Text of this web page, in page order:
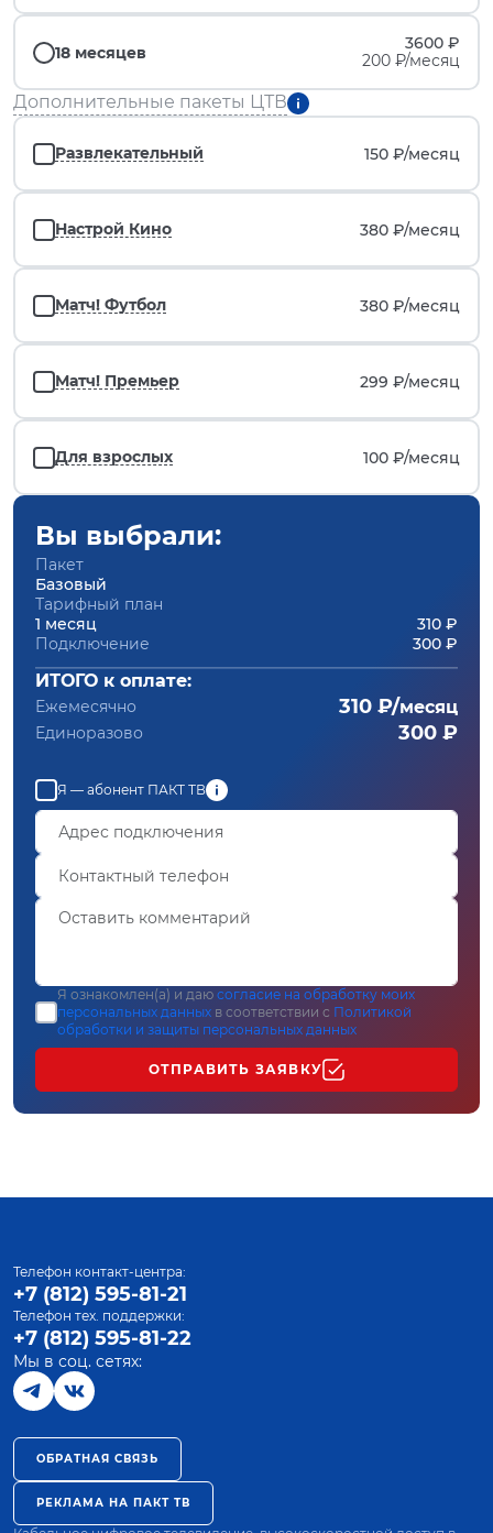
18 месяцев
3600 ₽
200 ₽/месяц
Дополнительные пакеты ЦТВ
Развлекательный 150 ₽/месяц
Настрой Кино 380 ₽/месяц
Матч! Футбол 380 ₽/месяц
Матч! Премьер 299 ₽/месяц
Для взрослых 100 ₽/месяц
Вы выбрали:
Пакет
Базовый
Тарифный план
1 месяц
310 ₽
Подключение
300 ₽
ИТОГО к оплате:
Ежемесячно 310 ₽/месяц
Единоразово 300 ₽
Я — абонент ПАКТ ТВ
Я ознакомлен(а) и даю согласие на обработку моих
персональных данных в соответствии с Политикой
обработки и защиты персональных данных
ОТПРАВИТЬ ЗАЯВКУ
Телефон контакт-центра:
+7 (812) 595-81-21
Телефон тех. поддержки:
+7 (812) 595-81-22
Мы в соц. сетях:
ОБРАТНАЯ СВЯЗЬ
РЕКЛАМА НА ПАКТ ТВ